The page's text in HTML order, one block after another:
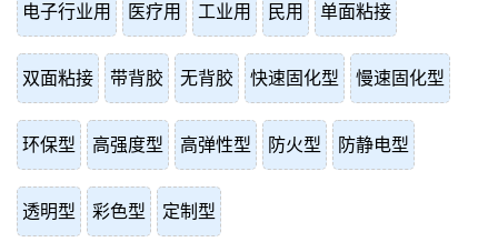
电子行业用 医疗用 工业用 民用 单面粘接
双面粘接 带背胶 无背胶 快速固化型 慢速固化型
环保型 高强度型 高弹性型 防火型 防静电型
透明型 彩色型 定制型